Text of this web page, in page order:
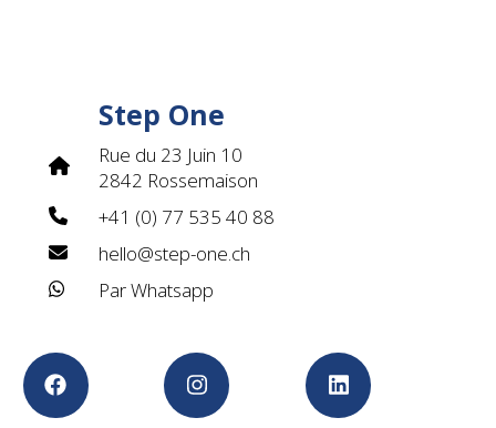
Step One
Rue du 23 Juin 10
2842 Rossemaison
+41 (0) 77 535 40 88
hello@step-one.ch
Par Whatsapp